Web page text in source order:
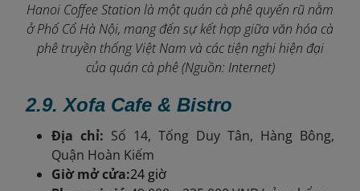
Hanoi Coffee Station là một quán cà phê quyến rũ nằm
ở Phố Cổ Hà Nội, mang đến sự kết hợp giữa văn hóa cà
phê truyền thống Việt Nam và các tiện nghi hiện đại
của quán cà phê (Nguồn: Internet)
2.9. Xofa Cafe & Bistro
Địa chỉ: Số 14, Tống Duy Tân, Hàng Bông,
Quận Hoàn Kiếm
Giờ mở cửa:24 giờ